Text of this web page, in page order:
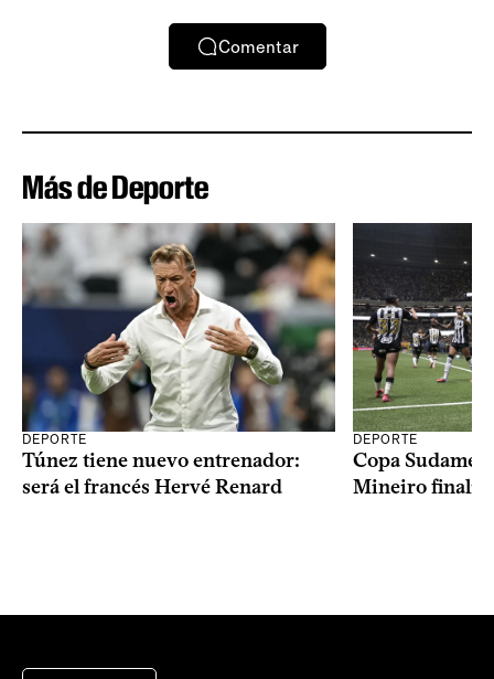
Comentar
Más de Deporte
DEPORTE
Túnez tiene nuevo entrenador:
será el francés Hervé Renard
DEPORTE
Copa
Mineiro